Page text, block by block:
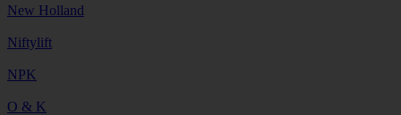
New Holland
Niftylift
NPK
O & K